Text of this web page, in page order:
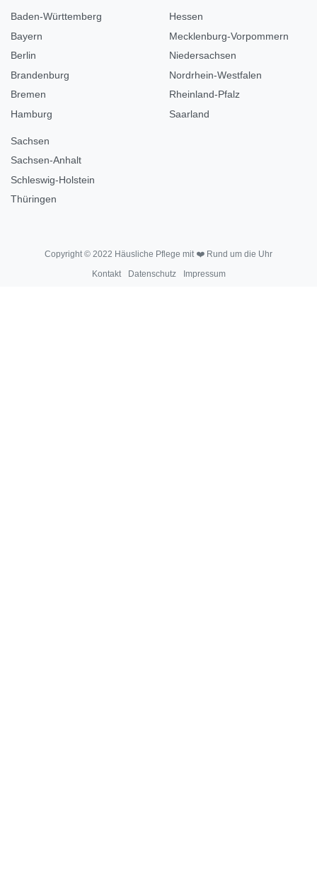
Baden-Württemberg
Bayern
Berlin
Brandenburg
Bremen
Hamburg
Hessen
Mecklenburg-Vorpommern
Niedersachsen
Nordrhein-Westfalen
Rheinland-Pfalz
Saarland
Sachsen
Sachsen-Anhalt
Schleswig-Holstein
Thüringen
Copyright © 2022 Häusliche Pflege mit ❤️ Rund um die Uhr
Kontakt
Datenschutz Impressum